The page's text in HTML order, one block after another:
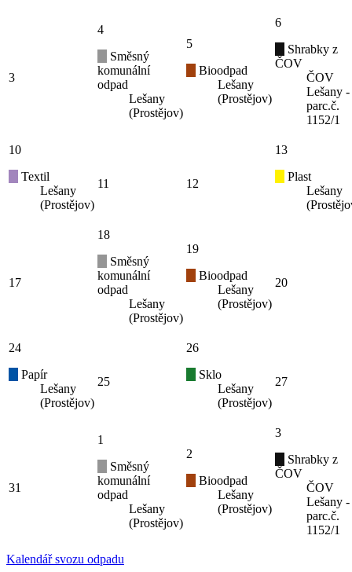
3
4
Směsný
komunální
odpad
Lešany
(Prostějov)
5
Bioodpad
Lešany
(Prostějov)
6
Shrabky z
ČOV
ČOV
Lešany -
parc.č.
1152/1
10
Textil
Lešany
(Prostějov)
11 12
13
Plast
Lešany
17
18
Směsný
komunální
odpad
Lešany
(Prostějov)
19
Bioodpad
Lešany
(Prostějov)
20
24
Papír
Lešany
(Prostějov)
25
26
Sklo
Lešany
(Prostějov)
27
31
1
Směsný
komunální
odpad
Lešany
(Prostějov)
2
Bioodpad
Lešany
(Prostějov)
3
Shrabky z
ČOV
ČOV
Lešany -
parc.č.
1152/1
Kalendář svozu odpadu